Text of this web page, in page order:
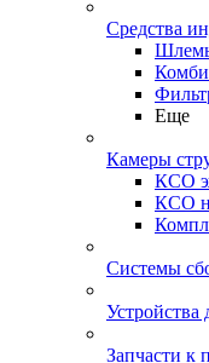
Средства
Еще
Камеры
КСО
КСО
Системы
Устройства
Запчасти к